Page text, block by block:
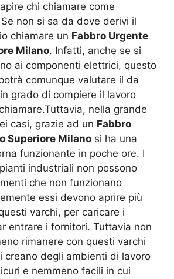
chi chiamare come
non si sa da dove derivi il
chiamare un Fabbro Urgente
Milano. Infatti, anche se si
ai componenti elettrici, questo
comunque valutare il da
grado di compiere il lavoro
nella grande
casi, grazie ad un Fabbro
Superiore Milano si ha una
funzionante in poche ore. I
industriali non possono
che non funzionano
essi devono aprire più
varchi, per caricare i
entrare i fornitori. Tuttavia non
rimanere con questi varchi
creano degli ambienti di lavoro
e nemmeno facili in cui